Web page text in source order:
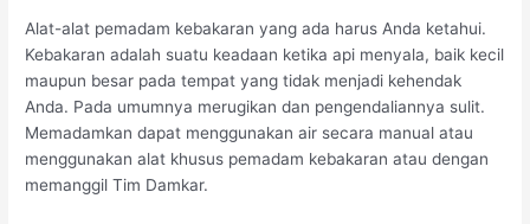
Alat-alat pemadam kebakaran yang ada harus Anda ketahui.
Kebakaran adalah suatu keadaan ketika api menyala, baik kecil
maupun besar pada tempat yang tidak menjadi kehendak
Anda. Pada umumnya merugikan dan pengendaliannya sulit.
Memadamkan dapat menggunakan air secara manual atau
menggunakan alat khusus pemadam kebakaran atau dengan
memanggil Tim Damkar.